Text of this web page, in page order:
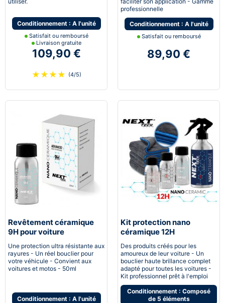
Conditionnement : A l'unité
Satisfait ou remboursé
Livraison gratuite
109,90 €
★ ★ ★ ★ (4/5)
professionnelle
Conditionnement : A l'unité
Satisfait ou remboursé
89,90 €
Revêtement céramique
9H pour voiture
Une protection ultra résistante aux
rayures - Un réel bouclier pour
votre véhicule - Convient aux
voitures et motos - 50ml
Conditionnement : A l'unité
Kit protection nano
céramique 12H
Des produits créés pour les
amoureux de leur voiture - Un
bouclier haute brillance complet
adapté pour toutes les voitures -
Kit professionnel prêt à l'emploi
Conditionnement : Composé
de 5 éléments